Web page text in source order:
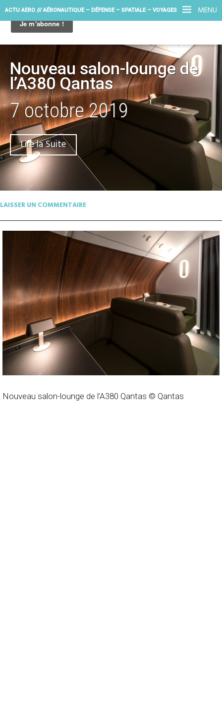
MENU
ACTU AERO /// AÉRONAUTIQUE – DÉFENSE – SPATIALE – VOYAGES
Nouveau salon-lounge de
l’A380 Qantas
7 octobre 2019
Lire la Suite
LAISSER UN COMMENTAIRE
Nouveau salon-lounge de l’A380 Qantas © Qantas